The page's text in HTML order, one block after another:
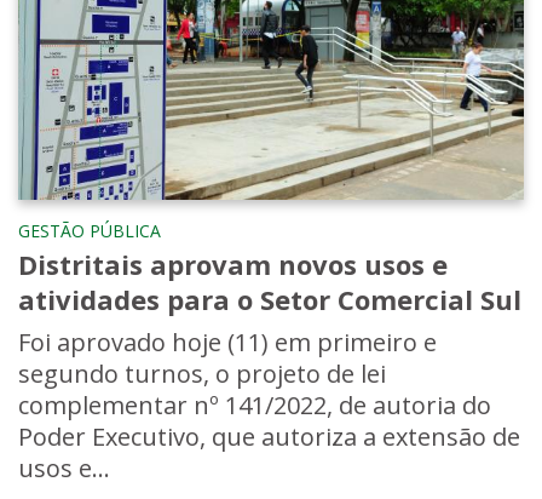
GESTÃO PÚBLICA
Distritais aprovam novos usos e
atividades para o Setor Comercial Sul
Foi aprovado hoje (11) em primeiro e
segundo turnos, o projeto de lei
complementar nº 141/2022, de autoria do
Poder Executivo, que autoriza a extensão de
usos e...